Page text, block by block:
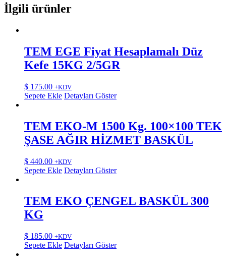
İlgili ürünler
TEM EGE Fiyat Hesaplamalı Düz
Kefe 15KG 2/5GR
$ 175.00 +KDV
Sepete Ekle Detayları Göster
TEM EKO-M 1500 Kg. 100×100 TEK
ŞASE AĞIR HİZMET BASKÜL
$ 440.00 +KDV
Sepete Ekle Detayları Göster
TEM EKO ÇENGEL BASKÜL 300
KG
$ 185.00 +KDV
Sepete Ekle Detayları Göster